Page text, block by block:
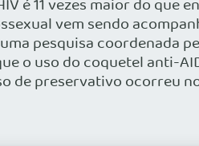
é 11 vezes maior do que
vem sendo
pesquisa coordenada
o uso do coquetel anti-
de preservativo ocorreu